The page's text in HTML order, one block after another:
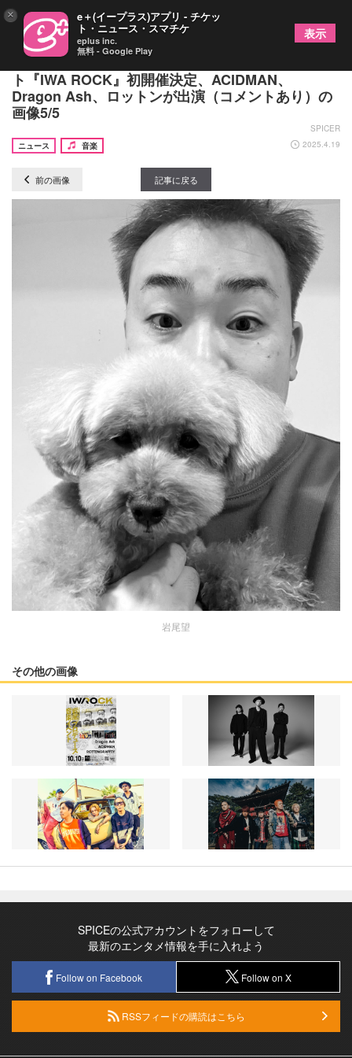
フットボールアワー岩尾プロデュースの音楽イベン
ト『IWA ROCK』初開催決定、ACIDMAN、
Dragon Ash、ロットンが出演（コメントあり）の
画像5/5
SPICER
ニュース
音楽 2025.4.19
前の画像 記事に戻る
岩尾望
その他の画像
SPICEの公式アカウントをフォローして
最新のエンタメ情報を手に入れよう
Follow on Facebook Follow on X
RSSフィードの購読はこちら
× e＋(イープラス)アプリ - チケッ
ト・ニュース・スマチケ
eplus inc.
無料 - Google Play
表示